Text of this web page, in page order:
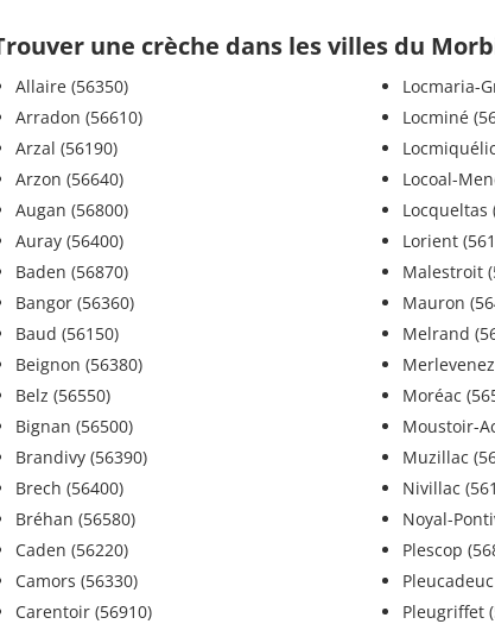
une crèche dans les villes du
Allaire (56350)
Arradon (56610)
Arzal (56190)
Arzon (56640)
Augan (56800)
Auray (56400)
Baden (56870)
Bangor (56360)
Baud (56150)
Beignon (56380)
Belz (56550)
Bignan (56500)
Brandivy (56390)
Brech (56400)
Bréhan (56580)
Caden (56220)
Camors (56330)
Carentoir (56910)
Locmaria-
Locminé
Locoal-
Locqueltas
Lorient
Malestroit
Mauron
Melrand
Moréac
Moustoir-
Muzillac
Nivillac
Noyal-
Plescop
Pleugriffet